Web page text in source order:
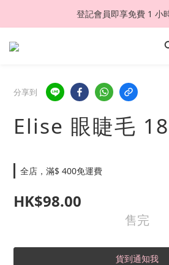
登記會員即享免費 1 小
分享到
Elise 眼睫毛
全店，滿$ 400免運費
HK$98.00
售完
貨到通知我